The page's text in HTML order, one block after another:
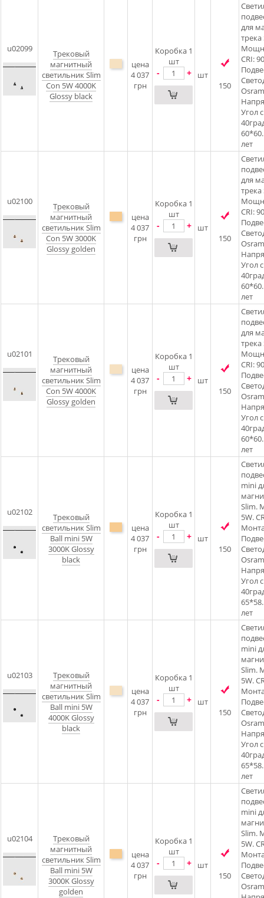
u02099
Трековый
магнитный
светильник Slim
Con 5W 4000K
Glossy black
цена
4 037
грн
Коробка 1
шт
- +
шт
150
для
трека
CRI:
Угол
лет
u02100
Трековый
магнитный
светильник Slim
Con 5W 3000K
Glossy golden
цена
4 037
грн
Коробка 1
шт
- +
шт
150
для
трека
CRI:
Угол
лет
u02101
Трековый
магнитный
светильник Slim
Con 5W 4000K
Glossy golden
цена
4 037
грн
Коробка 1
шт
- +
шт
150
для
трека
CRI:
Угол
лет
u02102
Трековый
светильник Slim
Ball mini 5W
3000K Glossy
black
цена
4 037
грн
Коробка 1
шт
- +
шт
150
mini
Slim.
5W.
Угол
лет
u02103
Трековый
магнитный
светильник Slim
Ball mini 5W
4000K Glossy
black
цена
4 037
грн
Коробка 1
шт
- +
шт
150
mini
Slim.
5W.
Угол
лет
u02104
Трековый
магнитный
светильник Slim
Ball mini 5W
3000K Glossy
golden
цена
4 037
грн
Коробка 1
шт
- +
шт
150
mini
Slim.
5W.